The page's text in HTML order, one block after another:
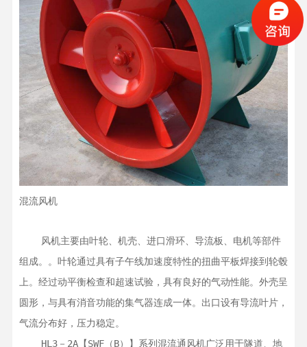
混流风机
组成。。叶轮通过具有子午线加速度特性的扭曲平板焊接到轮毂
上。经过动平衡检查和超速试验，具有良好的气动性能。外壳呈
圆形，与具有消音功能的集气器连成一体。出口设有导流叶片，
气流分布好，压力稳定。